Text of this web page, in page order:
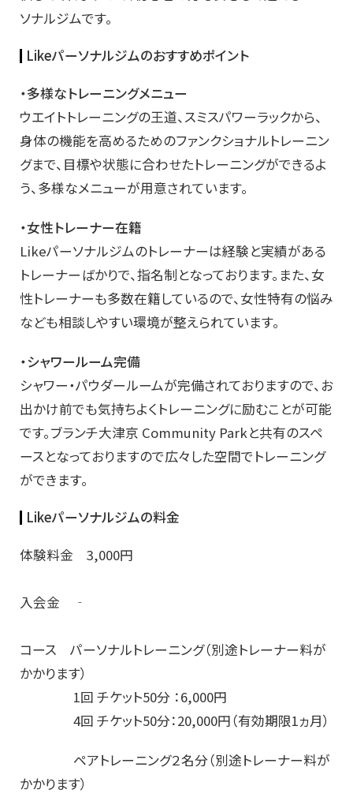
ソナルジムです。
Likeパーソナルジムのおすすめポイント
・多様なトレーニングメニュー
ウエイトトレーニングの王道、スミスパワーラックから、
身体の機能を高めるためのファンクショナルトレーニン
グまで、目標や状態に合わせたトレーニングができるよ
う、多様なメニューが用意されています。
・女性トレーナー在籍
Likeパーソナルジムのトレーナーは経験と実績がある
トレーナーばかりで、指名制となっております。また、女
性トレーナーも多数在籍しているので、女性特有の悩み
なども相談しやすい環境が整えられています。
・シャワールーム完備
シャワー・パウダールームが完備されておりますので、お
出かけ前でも気持ちよくトレーニングに励むことが可能
です。ブランチ大津京 Community Parkと共有のスペ
ースとなっておりますので広々した空間でトレーニング
ができます。
Likeパーソナルジムの料金
体験料金 3,000円
入会金 ‐
コース パーソナルトレーニング（別途トレーナー料が
かかります）
1回 チケット50分 ：6,000円
4回 チケット50分：20,000円（有効期限1ヵ月）
ペアトレーニング２名分（別途トレーナー料が
かかります）